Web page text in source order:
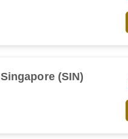
Singapore (SIN)